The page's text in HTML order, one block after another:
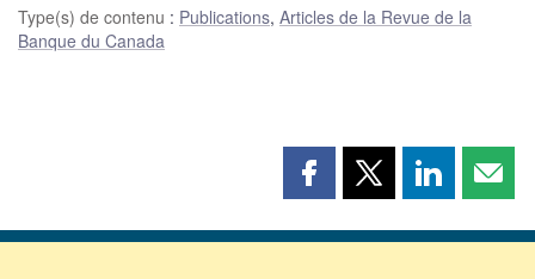
Type(s) de contenu : Publications, Articles de la Revue de la
Banque du Canada
Partager
page
Partager
page
Partager
page page